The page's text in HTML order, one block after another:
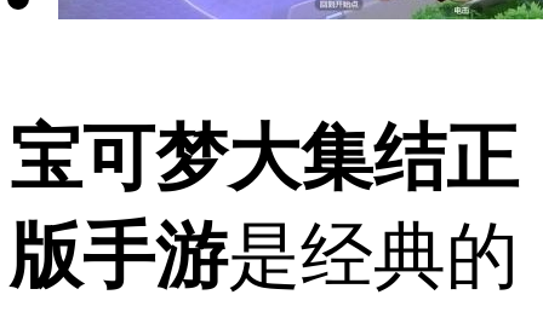
宝可梦大集结正
版手游是经典的